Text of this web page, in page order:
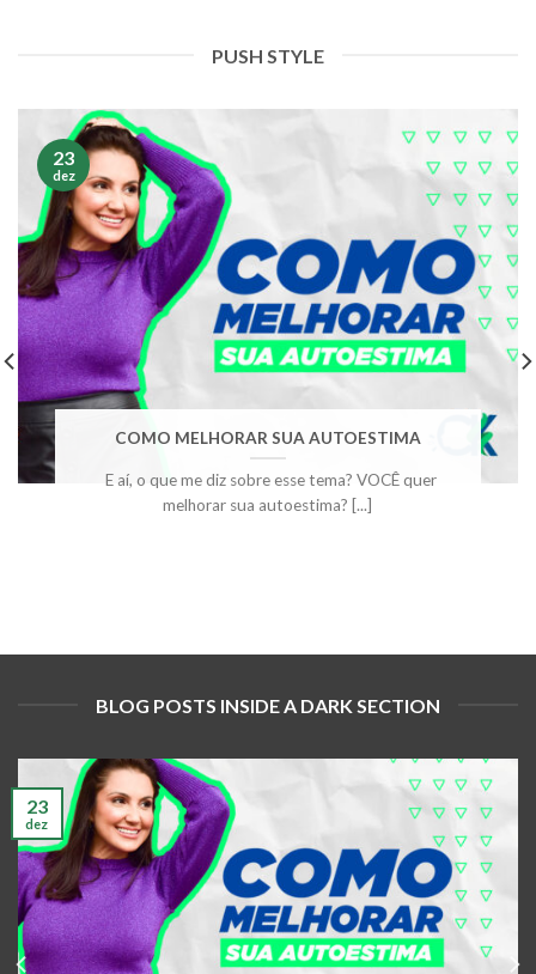
PUSH STYLE
COMO MELHORAR SUA AUTOESTIMA
E aí, o que me diz sobre esse tema? VOCÊ quer
melhorar sua autoestima? [...]
23
dez
BLOG POSTS INSIDE A DARK SECTION
23
dez